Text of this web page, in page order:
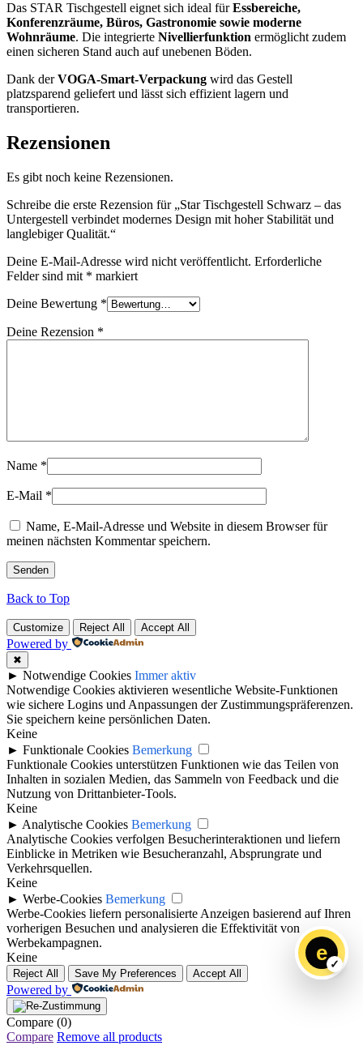
Das STAR Tischgestell eignet sich ideal fürEssbereiche,
Konferenzräume, Büros, Gastronomie sowie moderne
Wohnräume. Die integrierte Nivellierfunktion ermöglicht zudem
einen sicheren Stand auch auf unebenen Böden.
Dank derVOGA-Smart-Verpackung wird das Gestell
platzsparend geliefert und lässt sich effizient lagern und
transportieren.
Rezensionen
Es gibt noch keine Rezensionen.
Schreibe die erste Rezension für „Star Tischgestell Schwarz – das
Untergestell verbindet modernes Design mit hoher Stabilität und
langlebiger Qualität.“
Deine E-Mail-Adresse wird nicht veröffentlicht. Erforderliche
Felder sind mit * markiert
Deine Bewertung *
Deine Rezension *
Name *
E-Mail *
Name, E-Mail-Adresse und Website in diesem Browser für
meinen nächsten Kommentar speichern.
Back to Top
e
Customize Reject All Accept All
Powered by
✖
► Notwendige Cookies Immer aktiv
Notwendige Cookies aktivieren wesentliche Website-Funktionen
wie sichere Logins und Anpassungen der Zustimmungspräferenzen.
Sie speichern keine persönlichen Daten.
Keine
► Funktionale Cookies Bemerkung
Funktionale Cookies unterstützen Funktionen wie das Teilen von
Inhalten in sozialen Medien, das Sammeln von Feedback und die
Nutzung von Drittanbieter-Tools.
Keine
► Analytische Cookies Bemerkung
Analytische Cookies verfolgen Besucherinteraktionen und liefern
Einblicke in Metriken wie Besucheranzahl, Absprungrate und
Verkehrsquellen.
Keine
► Werbe-Cookies Bemerkung
Werbe-Cookies liefern personalisierte Anzeigen basierend auf Ihren
vorherigen Besuchen und analysieren die Effektivität von
Werbekampagnen.
Keine
Reject All Save My Preferences Accept All
Powered by
Compare (0)
Compare Remove all products